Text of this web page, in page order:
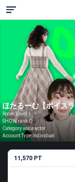
ほたるーむ【ボイス
Room Level 1
SHOW rank C
Category voice actor
Account Type Individual
11,570 PT